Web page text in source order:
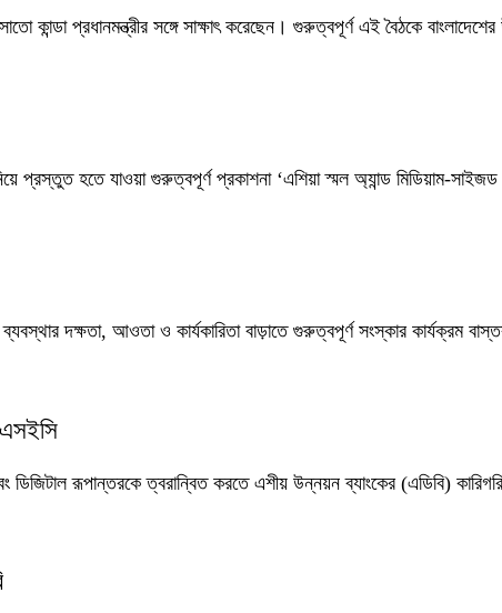
কান্ডা প্রধানমন্ত্রীর সঙ্গে সাক্ষাৎ করেছেন। গুরুত্বপূর্ণ এই বৈঠকে
প্রস্তুত হতে যাওয়া গুরুত্বপূর্ণ প্রকাশনা ‘এশিয়া স্মল অ্যান্ড মিডিয়াম-সাইজড
দক্ষতা, আওতা ও কার্যকারিতা বাড়াতে গুরুত্বপূর্ণ সংস্কার কার্যক্রম
রূপান্তরকে ত্বরান্বিত করতে এশীয় উন্নয়ন ব্যাংকের (এডিবি)